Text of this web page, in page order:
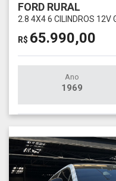
FORD RURAL
2.8 4X4 6 CILINDROS 12V
R$ 65.990,00
Ano
1969